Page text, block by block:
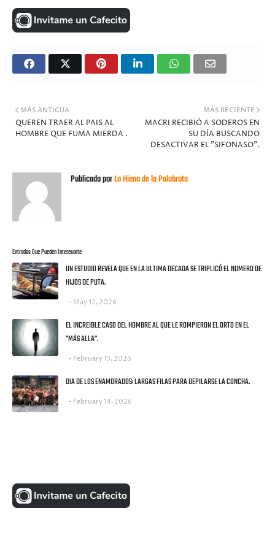
MÁS RECIENTE
MACRI RECIBIÓ A SODEROS EN
SU DÍA BUSCANDO
DESACTIVAR EL "SIFONASO".
MÁS ANTIGUA
QUEREN TRAER AL PAIS AL
HOMBRE QUE FUMA MIERDA .
Publicado porLa Hiena de la Palabrota
Entradas Que Pueden Interesarte
UN ESTUDIO REVELA QUE EN LA ULTIMA DECADA SE TRIPLICÓ EL NUMERO DE
HIJOS DE PUTA.
May 12, 2026
EL INCREIBLE CASO DEL HOMBRE AL QUE LE ROMPIERON EL ORTO EN EL
"MÁS ALLA".
February 15, 2026
DIA DE LOS ENAMORADOS: LARGAS FILAS PARA DEPILARSE LA CONCHA.
February 14, 2026